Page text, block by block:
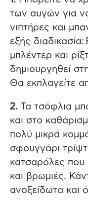
των αυγών για
νιπτήρες και
εξής
μπλέντερ και
δημιουργηθεί
Θα εκπλαγείτε
2. Τα τσόφλια
και στο
πολύ μικρά
σφουγγάρι
κατσαρόλες που
και βρωμιές.
ανοξείδωτα και